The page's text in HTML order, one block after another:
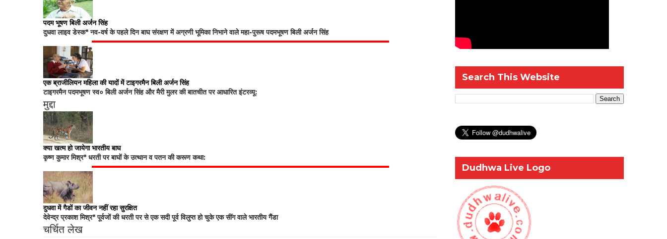
पदम भूषण बिली अर्जन सिंह
दुधवा लाइव डेस्क* नव-वर्ष के पहले दिन बाघ संरक्षण में अग्रणी भूमिका निभाने वाले महा-पुरूष पदमभूषण बिली अर्जन सिंह
एक ब्राजीलियन महिला की यादों में टाइगरमैन बिली अर्जन सिंह
टाइगरमैन पदमभूषण स्व० बिली अर्जन सिंह और मैरी मुलर की बातचीत पर आधारित इंटरव्यू:
मुद्दा
क्या खत्म हो जायेगा भारतीय बाघ
कृष्ण कुमार मिश्र* धरती पर बाघों के उत्थान व पतन की करूण कथा:
दुधवा में गैडों का जीवन नहीं रहा सुरक्षित
देवेन्द्र प्रकाश मिश्र* पूर्वजों की धरती पर से एक सदी पूर्व विलुप्त हो चुके एक सींग वाले भारतीय गैंडा
चर्चित लेख
Search This Website
Dudhwa Live Logo